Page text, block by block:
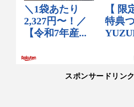
スポンサードリンク